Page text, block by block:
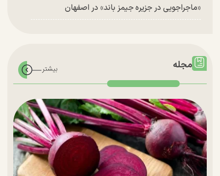
«ماجراجویی در جزیره جیمز باند» در اصفهان
مجله